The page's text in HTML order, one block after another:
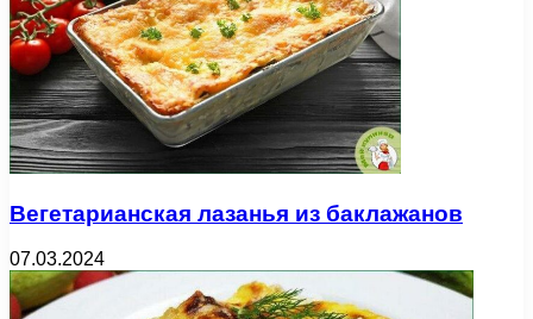
Вегетарианская лазанья из баклажанов
07.03.2024